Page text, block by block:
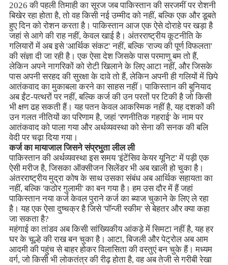
2026 की पहली तिमाही का सूरज जब पाकिस्तान की सरजमीं पर रोशनी
बिखेर रहा होता है, तो वह किसी नई उम्मीद को नहीं, बल्कि एक और डूबते
हुए दिन को रोशन करता है। पाकिस्तान आज एक ऐसे दोराहे पर खड़ा है
जहां से आगे की राह नहीं, केवल खाई है। अंतरराष्ट्रीय कूटनीति के
गलियारों में अब इसे 'आर्थिक संकट' नहीं, बल्कि 'राज्य की पूर्ण विफलता'
की संज्ञा दी जा रही है। एक ऐसा देश जिसके पास परमाणु बम तो हैं,
लेकिन अपने नागरिकों को रोटी खिलाने के लिए आटा नहीं, और जिसके
पास अपनी सरहद की सुरक्षा के दावे तो हैं, लेकिन अपनी ही गलियों में छिपे
आतंकवाद का मुकाबला करने का साहस नहीं। पाकिस्तान की बुनियाद
अब ईंट-पत्थरों पर नहीं, बल्कि कर्ज की उन परतों पर टिकी है जो किसी
भी क्षण ढह सकती हैं। यह पतन केवल आकस्मिक नहीं है, यह दशकों की
उन गलत नीतियों का परिणाम है, जहां 'रणनीतिक गहराई' के नाम पर
आतंकवाद को पाला गया और अर्थव्यवस्था को सेना की सनक की बलि
वेदी पर चढ़ा दिया गया।
कर्ज का मायाजाल जिसने संप्रभुता लील ली
पाकिस्तान की अर्थव्यवस्था इस समय 'इंटेंसिव केयर यूनिट' में पड़ी एक
ऐसी मरीज है, जिसका ऑक्सीजन सिलेंडर भी अब खाली हो चुका है।
अंतरराष्ट्रीय मुद्रा कोष के साथ उसका संबंध अब आर्थिक सहायता का
नहीं, बल्कि 'कठोर गुलामी' का बन गया है। हम उस दौर में हैं जहां
पाकिस्तान नया कर्ज केवल पुराने कर्ज का ब्याज चुकाने के लिए ले रहा
है। यह एक ऐसा दुष्चक्र है जिसे 'पॉन्जी स्कीम' से बेहतर और क्या कहा
जा सकता है?
महंगाई का तांडव अब किसी सांख्यिकीय आंकड़े में सिमटा नहीं है, यह हर
घर के चूल्हे की राख बन चुका है। आटा, बिजली और पेट्रोल अब आम
आदमी की पहुंच से बाहर होकर विलासिता की वस्तुएं बन चुके हैं। मध्यम
वर्ग, जो किसी भी लोकतंत्र की रीढ़ होता है, वह अब तेजी से गरीबी रेखा